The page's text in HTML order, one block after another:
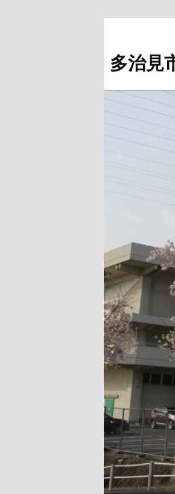
多治見
～自主